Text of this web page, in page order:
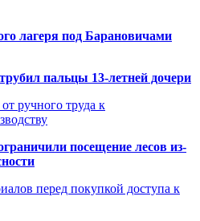
лагеря под Барановичами
пальцы 13-летней дочери
ручного труда к
посещение лесов из-
перед покупкой доступа к